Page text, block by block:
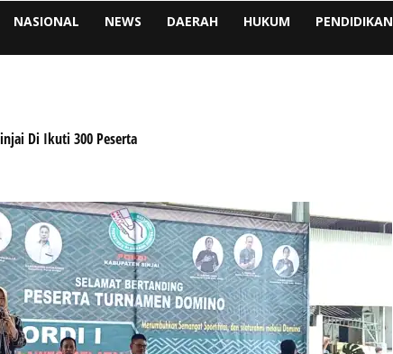
NASIONAL NEWS DAERAH HUKUM PENDIDIKAN
Di Ikuti 300 Peserta